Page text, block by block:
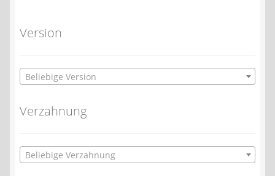
Version
Beliebige Version
Verzahnung
Beliebige Verzahnung